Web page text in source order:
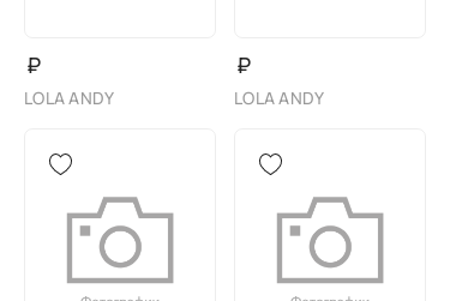
₽
LOLA ANDY
₽
LOLA ANDY